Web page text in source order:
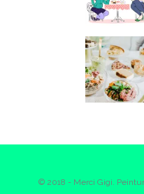
© 2018 - Merci Gigi.